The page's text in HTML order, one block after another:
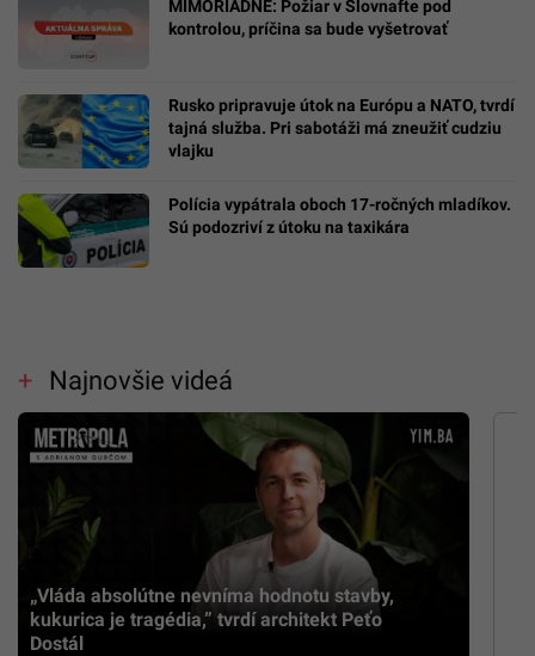
MIMORIADNE: Požiar v Slovnafte pod
kontrolou, príčina sa bude vyšetrovať
Rusko pripravuje útok na Európu a NATO, tvrdí
tajná služba. Pri sabotáži má zneužiť cudziu
vlajku
Polícia vypátrala oboch 17-ročných mladíkov.
Sú podozriví z útoku na taxikára
Najnovšie videá
„Vláda absolútne nevníma hodnotu stavby,
kukurica je tragédia,” tvrdí architekt Peťo
Dostál